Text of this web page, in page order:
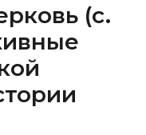
(c.